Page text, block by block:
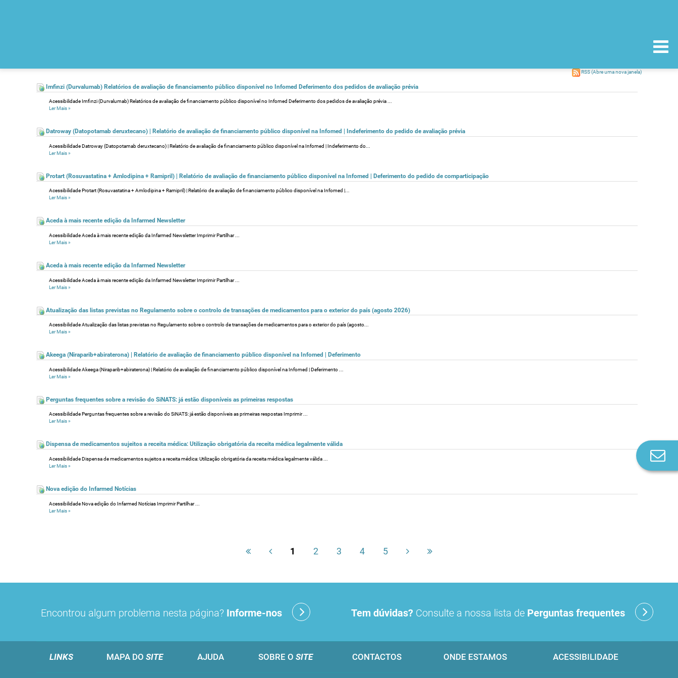
RSS(Abre uma nova janela)
Imfinzi (Durvalumab) Relatórios de avaliação de financiamento público disponível no Infomed Deferimento dos pedidos de avaliação prévia
Acessibilidade Imfinzi (Durvalumab) Relatórios de avaliação de financiamento público disponível no Infomed Deferimento dos pedidos de avaliação prévia ...
Ler Mais»
Datroway (Datopotamab deruxtecano) | Relatório de avaliação de financiamento público disponível na Infomed | Indeferimento do pedido de avaliação prévia
Acessibilidade Datroway (Datopotamab deruxtecano) | Relatório de avaliação de financiamento público disponível na Infomed | Indeferimento do...
Ler Mais»
Protart (Rosuvastatina + Amlodipina + Ramipril) | Relatório de avaliação de financiamento público disponível na Infomed | Deferimento do pedido de comparticipação
Acessibilidade Protart (Rosuvastatina + Amlodipina + Ramipril) | Relatório de avaliação de financiamento público disponível na Infomed |...
Ler Mais»
Aceda à mais recente edição da Infarmed Newsletter
Acessibilidade Aceda à mais recente edição da Infarmed Newsletter Imprimir Partilhar ...
Ler Mais»
Aceda à mais recente edição da Infarmed Newsletter
Acessibilidade Aceda à mais recente edição da Infarmed Newsletter Imprimir Partilhar ...
Ler Mais»
Atualização das listas previstas no Regulamento sobre o controlo de transações de medicamentos para o exterior do país (agosto 2026)
Acessibilidade Atualização das listas previstas no Regulamento sobre o controlo de transações de medicamentos para o exterior do país (agosto...
Ler Mais»
Akeega (Niraparib+abiraterona) | Relatório de avaliação de financiamento público disponível na Infomed | Deferimento
Acessibilidade Akeega (Niraparib+abiraterona) | Relatório de avaliação de financiamento público disponível na Infomed | Deferimento ...
Ler Mais»
Perguntas frequentes sobre a revisão do SiNATS: já estão disponíveis as primeiras respostas
Acessibilidade Perguntas frequentes sobre a revisão do SiNATS: já estão disponíveis as primeiras respostas Imprimir ...
Ler Mais»
Dispensa de medicamentos sujeitos a receita médica: Utilização obrigatória da receita médica legalmente válida
Acessibilidade Dispensa de medicamentos sujeitos a receita médica: Utilização obrigatória da receita médica legalmente válida ...
Ler Mais»
Nova edição do Infarmed Notícias
Acessibilidade Nova edição do Infarmed Notícias Imprimir Partilhar ...
Ler Mais»
1 2 3 4 5
Encontrou algum problema nesta página? Informe-nos Tem dúvidas? Consulte a nossa lista de Perguntas frequentes
LINKS MAPA DO SITE AJUDA SOBRE O SITE CONTACTOS ONDE ESTAMOS ACESSIBILIDADE